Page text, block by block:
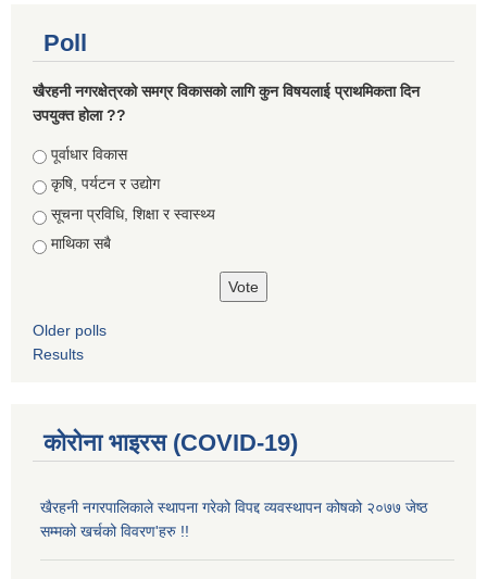
Poll
खैरहनी नगरक्षेत्रको समग्र विकासको लागि कुन विषयलाई प्राथमिकता दिन
उपयुक्त होला ??
Choices
पूर्वाधार विकास
कृषि, पर्यटन र उद्योग
सूचना प्रविधि, शिक्षा र स्वास्थ्य
माथिका सबै
Older polls
Results
कोरोना भाइरस (COVID-19)
खैरहनी नगरपालिकाले स्थापना गरेको विपद्द व्यवस्थापन कोषको २०७७ जेष्ठ
सम्मको खर्चको विवरण'हरु !!